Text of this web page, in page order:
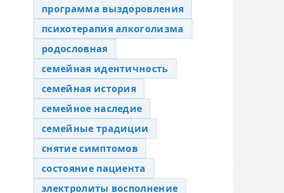
программа выздоровления
психотерапия алкоголизма
родословная
семейная идентичность
семейная история
семейное наследие
семейные традиции
снятие симптомов
состояние пациента
электролиты восполнение